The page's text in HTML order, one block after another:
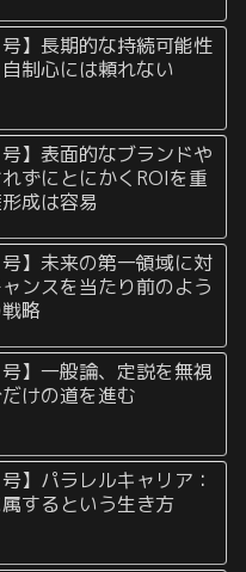
号】長期的な持続可能性
制心には頼れない
号】表面的なブランドや
ずにとにかくROIを重
成は容易
号】未来の第一領域に対
ンスを当たり前のよう
略
号】一般論、定説を無視
けの道を進む
】パラレルキャリア：
するという生き方